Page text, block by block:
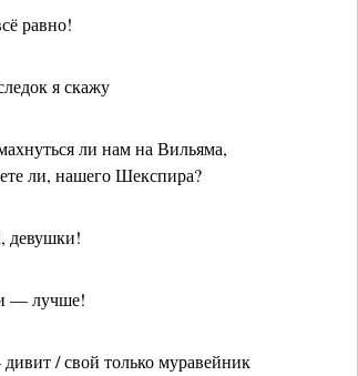
равно!
я скажу
ли нам на Вильяма,
ли, нашего Шекспира?
девушки!
— лучше!
/ свой только муравейник